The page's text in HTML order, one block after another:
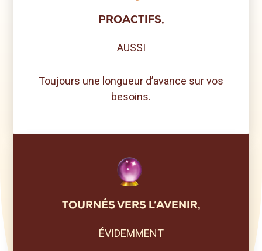
PROACTIFS,
AUSSI
Toujours une longueur d’avance sur vos
besoins.
TOURNÉS VERS L’AVENIR,
ÉVIDEMMENT